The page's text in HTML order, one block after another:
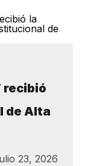
recibió
de Alta
23, 2026